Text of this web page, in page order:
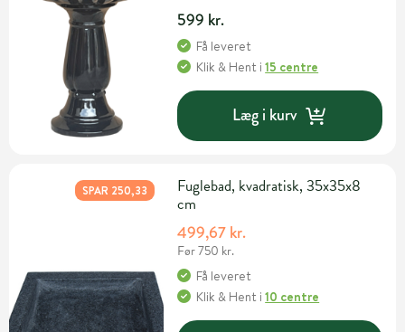
599 kr.
Få leveret
Klik & Hent i15 centre
Læg i kurv
SPAR 250,33
Fuglebad, kvadratisk, 35x35x8
cm
499,67 kr.
Før 750 kr.
Få leveret
Klik & Hent i10 centre